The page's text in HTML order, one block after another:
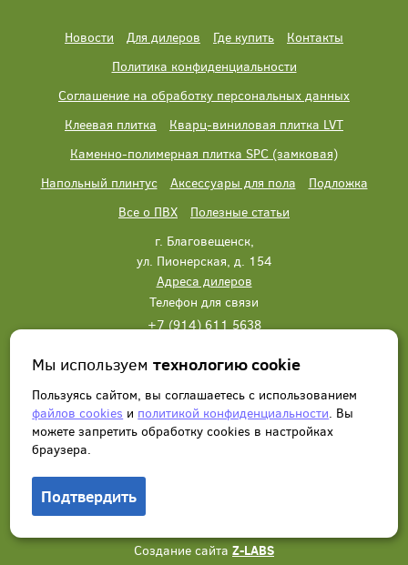
Новости Для дилеров Где купить
Контакты
Политика конфиденциальности
Соглашение на обработку персональных данных
Клеевая плитка
Кварц-виниловая плитка LVT
Каменно-полимерная плитка SPC (замковая)
Напольный плинтус
Аксессуары для пола
Подложка
Все о ПВХ
Полезные статьи
г. Благовещенск,
ул. Пионерская, д. 154
Адреса дилеров
Телефон для связи
+7 (914) 611 5638
Написать нам Заказать звонок
Создание сайта Z-LABS
Мы используемтехнологию cookie
Пользуясь сайтом, вы соглашаетесь с использованием
файлов cookies и политикой конфиденциальности. Вы
можете запретить обработку сookies в настройках
браузера.
Подтвердить